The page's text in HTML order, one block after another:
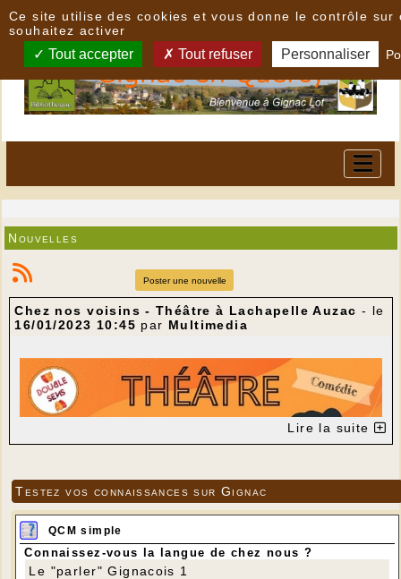
Nouvelles
Poster une nouvelle
Chez nos voisins - Théâtre à Lachapelle Auzac - le
16/01/2023 10:45 par Multimedia
Lire la suite
Testez vos connaissances sur Gignac
QCM simple
Connaissez-vous la langue de chez nous ?
Le "parler" Gignacois 1
Ce site utilise des cookies et vous donne le contrôle sur
souhaitez activer
Tout accepter Tout refuser Personnaliser